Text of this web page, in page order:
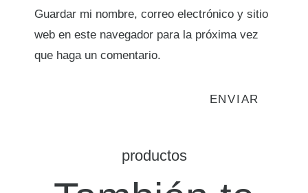
Guardar mi nombre, correo electrónico y sitio
web en este navegador para la próxima vez
que haga un comentario.
productos